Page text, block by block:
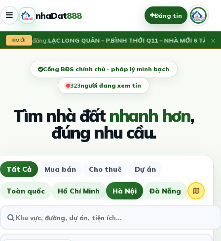
nhaDat888 Đăng tin
MỚI
Vừa đăng:LẠC LONG QUÂN – P.BÌNH THỚI Q11 – NHÀ MỚI 6 TẦNG –
×
Cổng BĐS chính chủ - pháp lý minh bạch
323người đang xem tin
Tìm nhà đấtnhanh hơn,
đúng nhu cầu.
Tất Cả Mua bán Cho thuê Dự án
Toàn quốc Hồ Chí Minh Hà Nội Đà Nẵng